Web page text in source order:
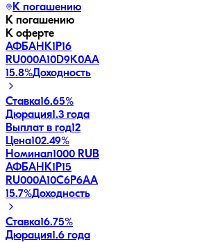
К погашению
К погашению
К оферте
АФБАНК1Р16
RU000A10D9K0AA
15.8%Доходность
Ставка16.65%
Дюрация1.3 года
Выплат в год12
Цена102.49%
Номинал1000 RUB
АФБАНК1Р15
RU000A10C6P6AA
15.7%Доходность
Ставка16.75%
Дюрация1.6 года